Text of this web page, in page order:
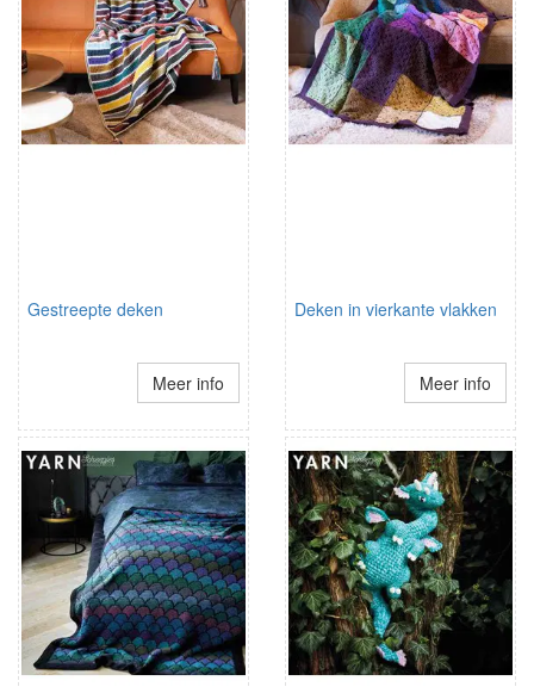
Gestreepte deken
Meer info
Deken in vierkante vlakken
Meer info